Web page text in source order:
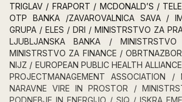
TRIGLAV / FRAPORT / MCDONALD’S /
OTP BANKA /ZAVAROVALNICA SAVA /
GRUPA / ELES / DRI / MINISTRSTVO ZA
LJUBLJANSKA BANKA /
MINISTRSTVO ZA FINANCE /
NIJZ / EUROPEAN PUBLIC HEALTH
PROJECTMANAGEMENT ASSOCIATION /
NARAVNE VIRE IN PROSTOR /
PODNEBJE IN ENERGIJO / SIQ / ISKRA